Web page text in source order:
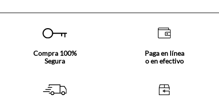
Compra 100%
Segura
Paga en línea
o en efectivo